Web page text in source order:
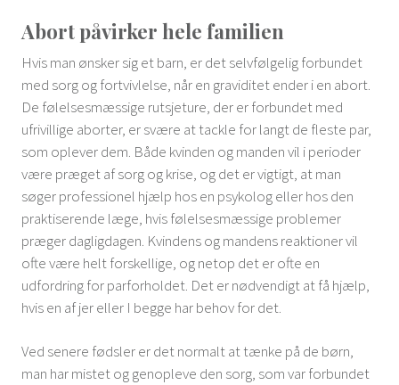
Abort påvirker hele familien
Hvis man ønsker sig et barn, er det selvfølgelig forbundet
med sorg og fortvivlelse, når en graviditet ender i en abort.
De følelsesmæssige rutsjeture, der er forbundet med
ufrivillige aborter, er svære at tackle for langt de fleste par,
som oplever dem. Både kvinden og manden vil i perioder
være præget af sorg og krise, og det er vigtigt, at man
søger professionel hjælp hos en psykolog eller hos den
praktiserende læge, hvis følelsesmæssige problemer
præger dagligdagen. Kvindens og mandens reaktioner vil
ofte være helt forskellige, og netop det er ofte en
udfordring for parforholdet. Det er nødvendigt at få hjælp,
hvis en af jer eller I begge har behov for det.
Ved senere fødsler er det normalt at tænke på de børn,
man har mistet og genopleve den sorg, som var forbundet